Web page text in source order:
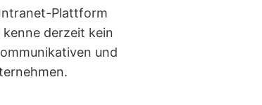
Plattform
derzeit kein
und